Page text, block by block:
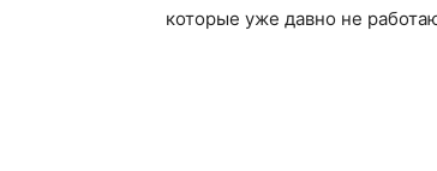
которые уже давно не